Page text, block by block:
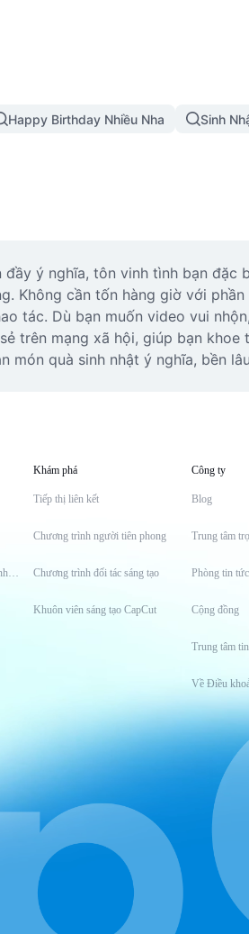
Happy Birthday Nhiều Nha Sinh
ý nghĩa, tôn vinh tình bạn
Không cần tốn hàng giờ với
tác. Dù bạn muốn video vui
trên mạng xã hội, giúp bạn khoe
món quà sinh nhật ý nghĩa, bền
Công cụ tăng độ phân giải hình ảnh
Khám phá
Tiếp thị liên kết
Chương trình người tiên phong
Chương trình đối tác sáng tạo
Khuôn viên sáng tạo CapCut
Công ty
Blog
Trung tâm
Phòng tin tức
Cộng đồng
Trung tâm